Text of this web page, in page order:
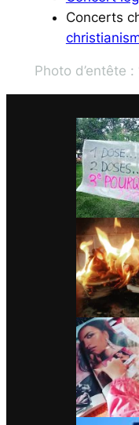
Concerts
Photo d’entête :